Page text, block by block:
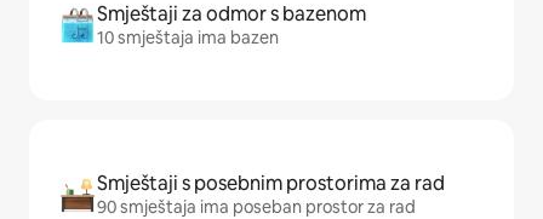
Smještaji za odmor s bazenom
10 smještaja ima bazen
Smještaji s posebnim prostorima za rad
90 smještaja ima poseban prostor za rad